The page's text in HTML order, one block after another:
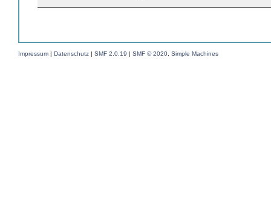
Impressum | Datenschutz | SMF 2.0.19 | SMF © 2020, Simple Machines